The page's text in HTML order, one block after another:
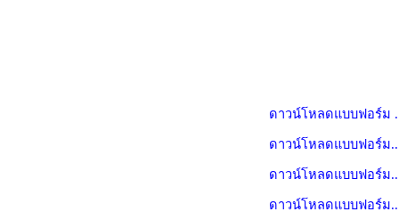
ดาวน์โหลดแบบฟอร์ม
ดาวน์โหลดแบบฟอร์ม
ดาวน์โหลดแบบฟอร์ม
ดาวน์โหลดแบบฟอร์ม